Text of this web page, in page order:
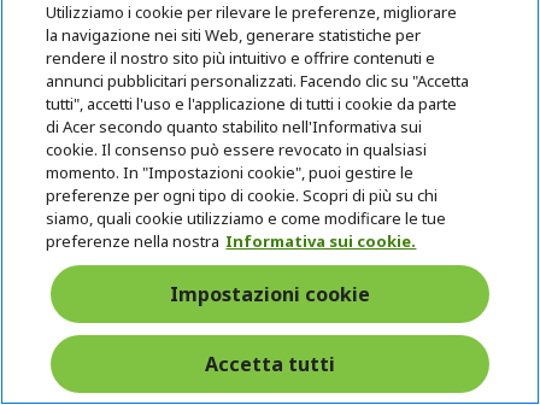
Confronta
W
Utilizziamo i cookie per rilevare le preferenze, migliorare
la navigazione nei siti Web, generare statistiche per
rendere il nostro sito più intuitivo e offrire contenuti e
annunci pubblicitari personalizzati. Facendo clic su "Accetta
tutti", accetti l'uso e l'applicazione di tutti i cookie da parte
di Acer secondo quanto stabilito nell'Informativa sui
cookie. Il consenso può essere revocato in qualsiasi
momento. In "Impostazioni cookie", puoi gestire le
preferenze per ogni tipo di cookie. Scopri di più su chi
siamo, quali cookie utilizziamo e come modificare le tue
preferenze nella nostra Informativa sui cookie.
Impostazioni cookie
Accetta tutti